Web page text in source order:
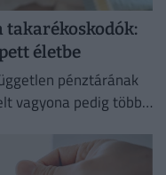
takarékoskodók:
életbe
pénztárának
vagyona pedig több